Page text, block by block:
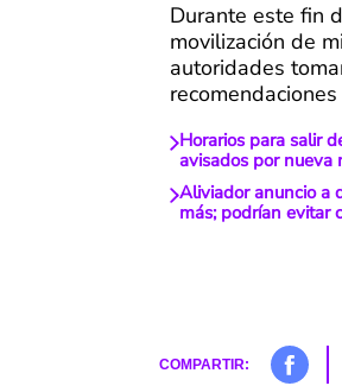
Durante este fin
movilización de
autoridades
Horarios para salir
avisados por nueva
Aliviador anuncio a
más; podrían evitar
COMPARTIR: